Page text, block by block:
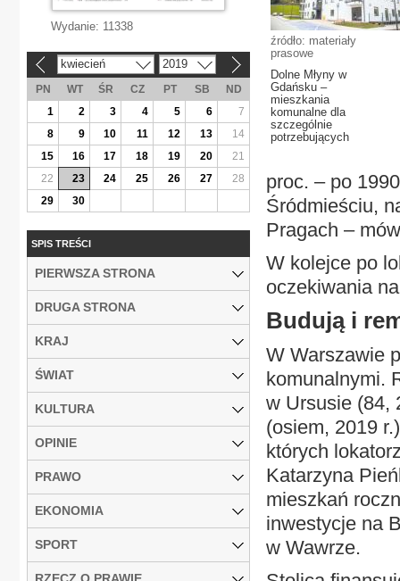
źródło: materiały
prasowe
Dolne Młyny w
Gdańsku –
mieszkania
komunalne dla
szczególnie
potrzebujących
proc. – po
Śródmieściu,
Pragach –
W kolejce po
oczekiwania
Budują i
W Warszawie
komunalnymi.
w Ursusie (84,
(osiem, 2019
których
Katarzyna
mieszkań
inwestycje na
w Wawrze.
Wydanie: 11338
kwiecień 2019
PN WT ŚR CZ PT SB
ND
1
2 3 4 5 6
7
8
9 10 11 12 13
14
15
16 17 18 19 20
21
22
23 24 25 26 27
28
29
30
SPIS TREŚCI
PIERWSZA STRONA
DRUGA STRONA
KRAJ
ŚWIAT
KULTURA
OPINIE
PRAWO
EKONOMIA
SPORT
RZECZ O PRAWIE